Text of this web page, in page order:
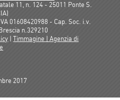
11, n. 124 - 25011 Ponte S.
01608420988 - Cap. Soc. i.v.
n.329210
|Timmagine | Agenzia di
2017